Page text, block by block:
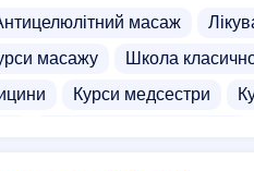
масаж
масажу Школа
Курси медсестри